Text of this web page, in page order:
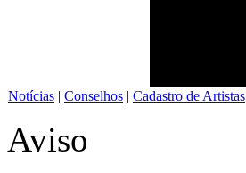
Notícias | Conselhos | Cadastro de Artistas
Aviso